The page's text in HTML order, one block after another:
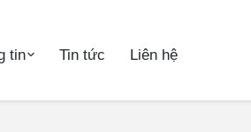
tin Tin tức Liên hệ